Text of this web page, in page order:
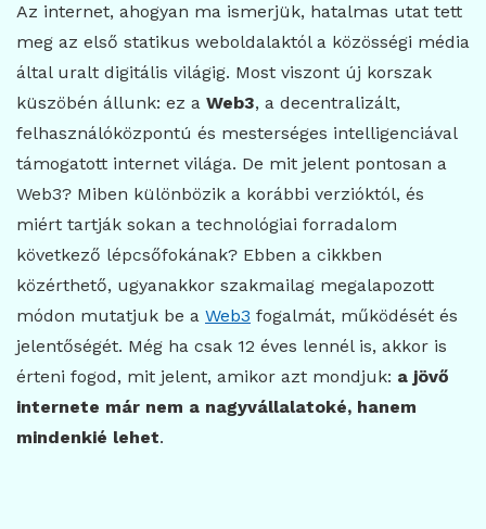
Az internet, ahogyan ma ismerjük, hatalmas utat tett
meg az első statikus weboldalaktól a közösségi média
által uralt digitális világig. Most viszont új korszak
küszöbén állunk: ez a Web3, a decentralizált,
felhasználóközpontú és mesterséges intelligenciával
támogatott internet világa. De mit jelent pontosan a
Web3? Miben különbözik a korábbi verzióktól, és
miért tartják sokan a technológiai forradalom
következő lépcsőfokának? Ebben a cikkben
közérthető, ugyanakkor szakmailag megalapozott
módon mutatjuk be a Web3 fogalmát, működését és
jelentőségét. Még ha csak 12 éves lennél is, akkor is
érteni fogod, mit jelent, amikor azt mondjuk: a jövő
internete már nem a nagyvállalatoké, hanem
mindenkié lehet.